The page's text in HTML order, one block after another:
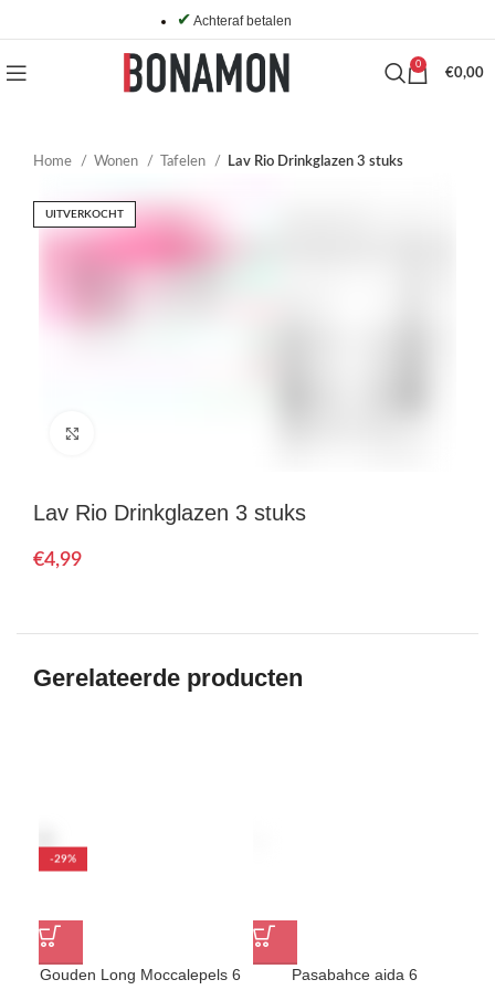
✔ Achteraf betalen
0
€0,00
Home Wonen Tafelen Lav Rio Drinkglazen 3 stuks
UITVERKOCHT
Lav Rio Drinkglazen 3 stuks
€
Gerelateerde producten
-29%
Gouden Long Moccalepels 6
Pasabahce aida 6